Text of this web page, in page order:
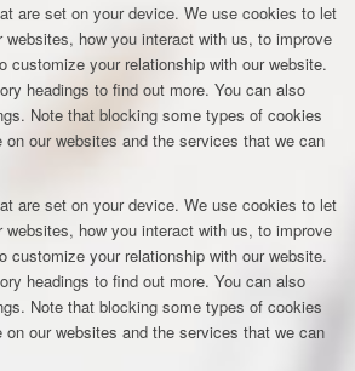
are set on your device. We use cookies to let
how you interact with us, to improve
customize your relationship with our website.
headings to find out more. You can also
Note that blocking some types of cookies
our websites and the services that we can
are set on your device. We use cookies to let
how you interact with us, to improve
customize your relationship with our website.
headings to find out more. You can also
Note that blocking some types of cookies
our websites and the services that we can